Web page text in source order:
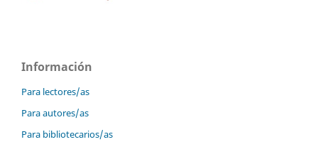
Información
Para lectores/as
Para autores/as
Para bibliotecarios/as